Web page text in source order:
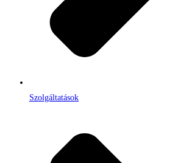
Szolgáltatások